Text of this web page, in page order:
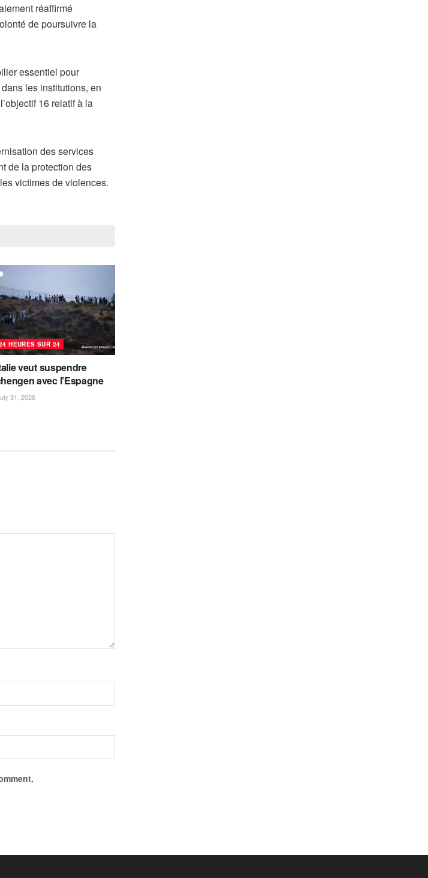
réaffirmé
de poursuivre la
essentiel pour
les institutions, en
16 relatif à la
des services
de la protection des
victimes de violences.
HEURES SUR 24
veut suspendre
avec l’Espagne
31, 2026